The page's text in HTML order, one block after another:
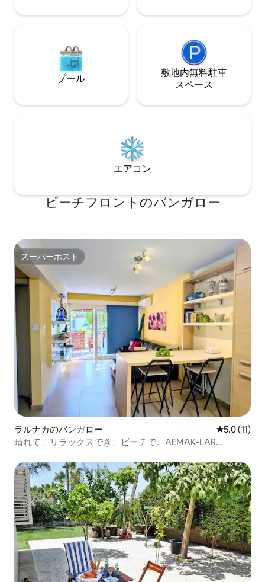
プール
敷地内無料駐⁠車
ス⁠ペ⁠ー⁠ス
エアコン
ビーチフロントのバンガロー
スーパーホスト
スーパーホスト
ラルナカのバンガロー レビュー11
5.0 (11)
晴れて、リラックスでき、ビーチで。AEMAK-LAR